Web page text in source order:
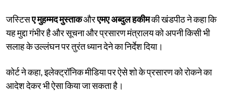
जस्टिसए मुहम्मद मुस्ताकऔरएमए अब्दुल हकीमकी खंडपीठ ने कहा कि
यह मुद्दा गंभीर है और सूचना और प्रसारण मंत्रालय को अपनी किसी भी
सलाह के उल्लंघन पर तुरंत ध्यान देने का निर्देश दिया।
कोर्ट ने कहा, इलेक्ट्रॉनिक मीडिया पर ऐसे शो के प्रसारण को रोकने का
आदेश देकर भी ऐसा किया जा सकता है।